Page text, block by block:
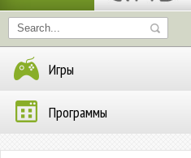
Игры
Программы